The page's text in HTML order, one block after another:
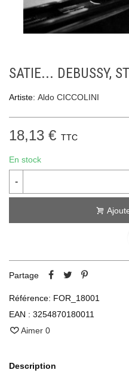
SATIE... DEBUSSY,
Artiste: Aldo CICCOLINI
18,13 € TTC
En stock
-
Partage
Référence: FOR_18001
EAN : 3254870180011
Aimer 0
Description